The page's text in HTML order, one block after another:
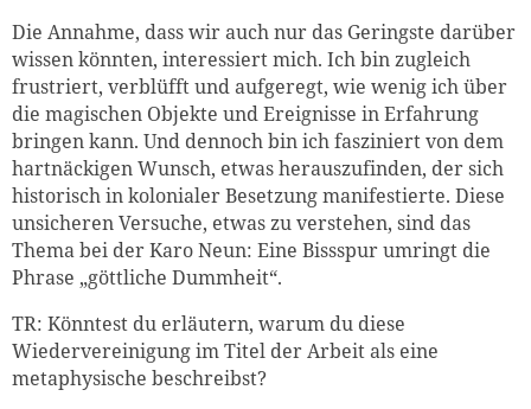
Die Annahme, dass wir auch nur das Geringste darüber
wissen könnten, interessiert mich. Ich bin zugleich
frustriert, verblüfft und aufgeregt, wie wenig ich über
die magischen Objekte und Ereignisse in Erfahrung
bringen kann. Und dennoch bin ich fasziniert von dem
hartnäckigen Wunsch, etwas herauszufinden, der sich
historisch in kolonialer Besetzung manifestierte. Diese
unsicheren Versuche, etwas zu verstehen, sind das
Thema bei der Karo Neun: Eine Bissspur umringt die
Phrase „göttliche Dummheit“.
TR: Könntest du erläutern, warum du diese
Wiedervereinigung im Titel der Arbeit als eine
metaphysische beschreibst?